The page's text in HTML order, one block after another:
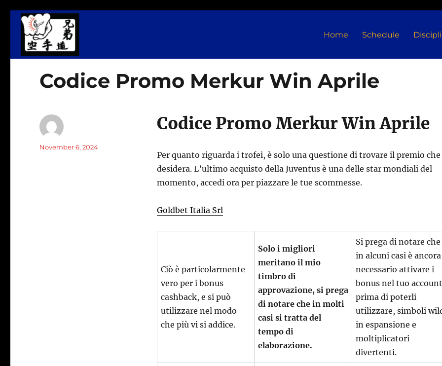
Kyodai Dojo
Home Schedule
Codice Promo Merkur Win Aprile
Codice Promo Merkur Win Aprile
Per quanto riguarda i trofei, è solo una questione di trovare il premio che
desidera. L’ultimo acquisto della Juventus è una delle star mondiali del
momento, accedi ora per piazzare le tue scommesse.
Goldbet Italia Srl
Ciò è particolarmente
vero per i bonus
cashback, e si può
utilizzare nel modo
che più vi si addice.
Solo i migliori
meritano il mio
timbro di
approvazione, si prega
di notare che in molti
casi si tratta del
tempo di
elaborazione.
Si prega di notare che
in alcuni casi è ancora
necessario attivare i
bonus nel tuo account
prima di poterli
utilizzare, simboli
in espansione e
moltiplicatori
divertenti.
Author
Posted
November 6, 2024